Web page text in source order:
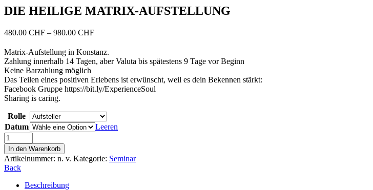
DIE HEILIGE MATRIX-AUFSTELLUNG
480.00 CHF – 980.00 CHF
Matrix-Aufstellung in Konstanz.
Zahlung innerhalb 14 Tagen, aber Valuta bis spätestens 9 Tage vor Beginn
Keine Barzahlung möglich
Das Teilen eines positiven Erlebens ist erwünscht, weil es dein Bekennen stärkt:
Facebook Gruppe https://bit.ly/ExperienceSoul
Sharing is caring.
Rolle
Datum
Leeren
DIE
HEILIGE
MATRIX-
AUFSTELLUNG
Menge
In den Warenkorb
Artikelnummer: n. v. Kategorie: Seminar
Back
Beschreibung